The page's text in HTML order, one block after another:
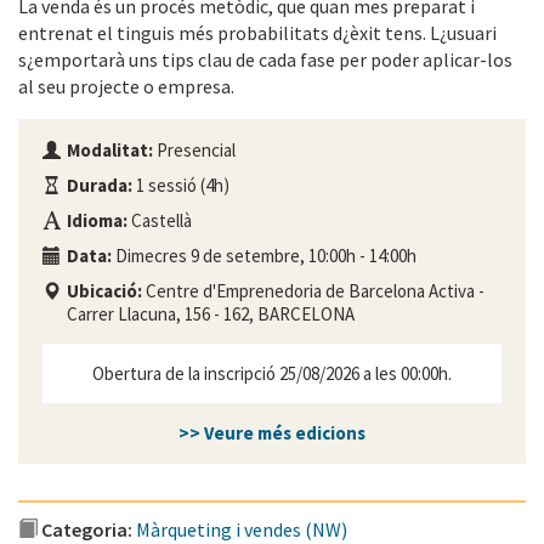
La venda és un procés metòdic, que quan mes preparat i
entrenat el tinguis més probabilitats d¿èxit tens. L¿usuari
s¿emportarà uns tips clau de cada fase per poder aplicar-los
al seu projecte o empresa.
Modalitat: Presencial
Durada: 1 sessió (4h)
Idioma:Castellà
Data: Dimecres 9 de setembre, 10:00h - 14:00h
Ubicació:Centre d'Emprenedoria de Barcelona Activa -
Carrer Llacuna, 156 - 162, BARCELONA
Obertura de la inscripció 25/08/2026 a les 00:00h.
>> Veure més edicions
Categoria: Màrqueting i vendes (NW)